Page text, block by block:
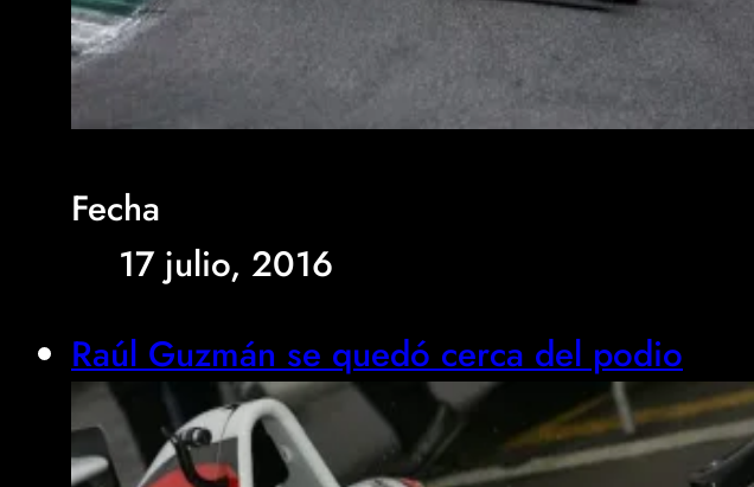
Fecha
17 julio, 2016
Raúl Guzmán se quedó cerca del podio